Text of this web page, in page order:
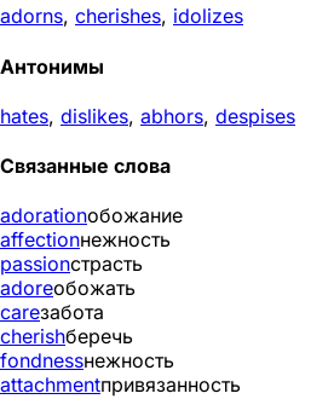
adorns, cherishes, idolizes
Антонимы
hates, dislikes, abhors, despises
Связанные слова
adorationобожание
affectionнежность
passionстрасть
adoreобожать
careзабота
cherishберечь
fondnessнежность
attachmentпривязанность